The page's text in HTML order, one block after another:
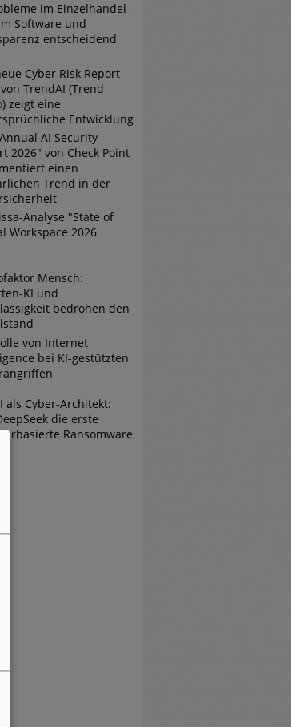
im Einzelhandel -
Software und
entscheidend
Cyber Risk Report
TrendAI (Trend
zeigt eine
Entwicklung
AI Security
2026" von Check Point
einen
Trend in der
Analyse "State of
Workspace 2026
Mensch:
KI und
bedrohen den
von Internet
bei KI-gestützten
als Cyber-Architekt:
die erste
Ransomware